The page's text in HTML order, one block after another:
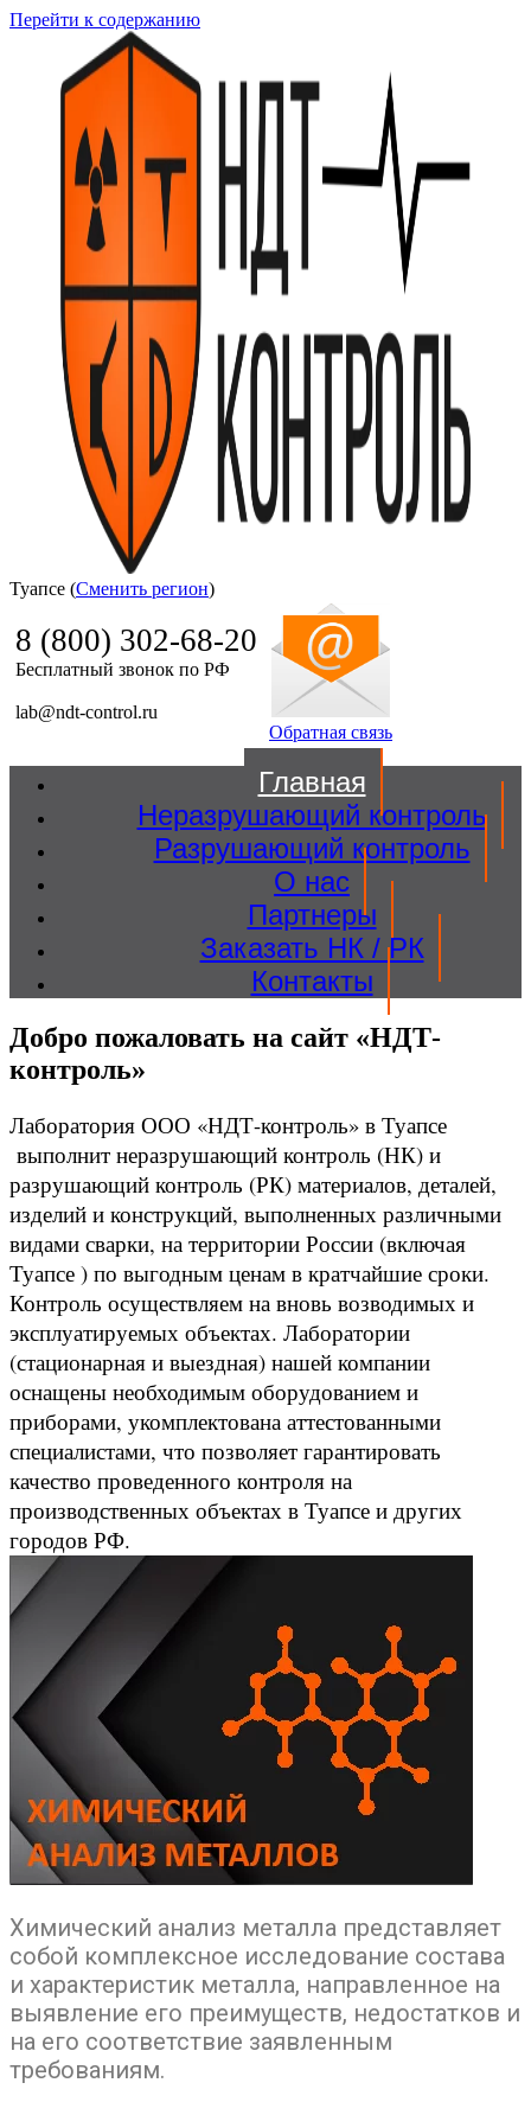
Перейти к содержанию
Ndt Control
Туапсе (Сменить регион)
8 (800) 302-68-20
Бесплатный звонок по РФ
lab@ndt-control.ru
Обратная связь
Главная
Неразрушающий контроль
Разрушающий контроль
О нас
Партнеры
Заказать НК / РК
Контакты
Добро пожаловать на сайт «НДТ-
контроль»
Лаборатория ООО «НДТ-контроль» в Туапсе
выполнит неразрушающий контроль (НК) и
разрушающий контроль (РК) материалов, деталей,
изделий и конструкций, выполненных различными
видами сварки, на территории России (включая
Туапсе ) по выгодным ценам в кратчайшие сроки.
Контроль осуществляем на вновь возводимых и
эксплуатируемых объектах. Лаборатории
(стационарная и выездная) нашей компании
оснащены необходимым оборудованием и
приборами, укомплектована аттестованными
специалистами, что позволяет гарантировать
качество проведенного контроля на
производственных объектах в Туапсе и других
городов РФ.
Химический анализ металла представляет
собой комплексное исследование состава
и характеристик металла, направленное на
выявление его преимуществ, недостатков и
на его соответствие заявленным
требованиям.